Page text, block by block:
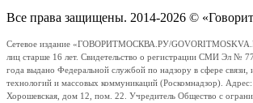
Все права защищены. 2014-2026 ©
Сетевое издание «ГОВОРИТМОСКВА.РУ/
лиц старше 16 лет. Свидетельство о регистрации СМИ Эл №
года выдано Федеральной службой по надзору в сфере
технологий и массовых коммуникаций (Роскомнадзор).
Хорошевская, дом 12, пом. 22. Учредитель Общество с